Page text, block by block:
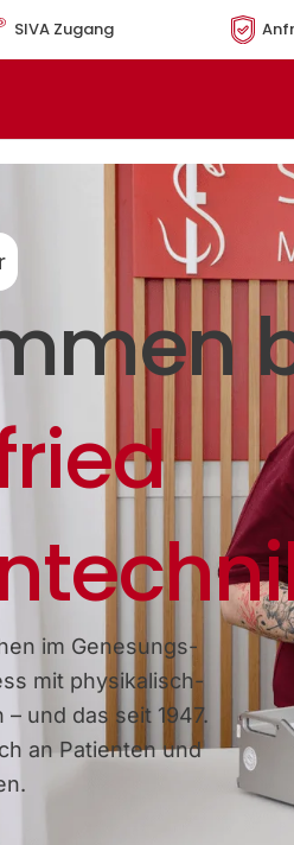
SIVA Zugang
im Genesungs-
mit physikalisch-
und das seit 1947.
an Patienten und